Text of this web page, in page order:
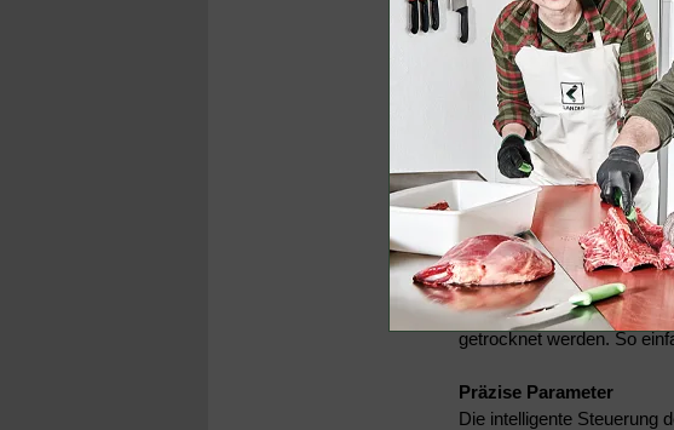
Reifeschrank - Details:
DRY AGER®
SmartAging®
Einzigartig und nur im
Schinken, Fisch, Wurst,
getrocknet werden. So
Präzise Parameter
Die intelligente Steuerung